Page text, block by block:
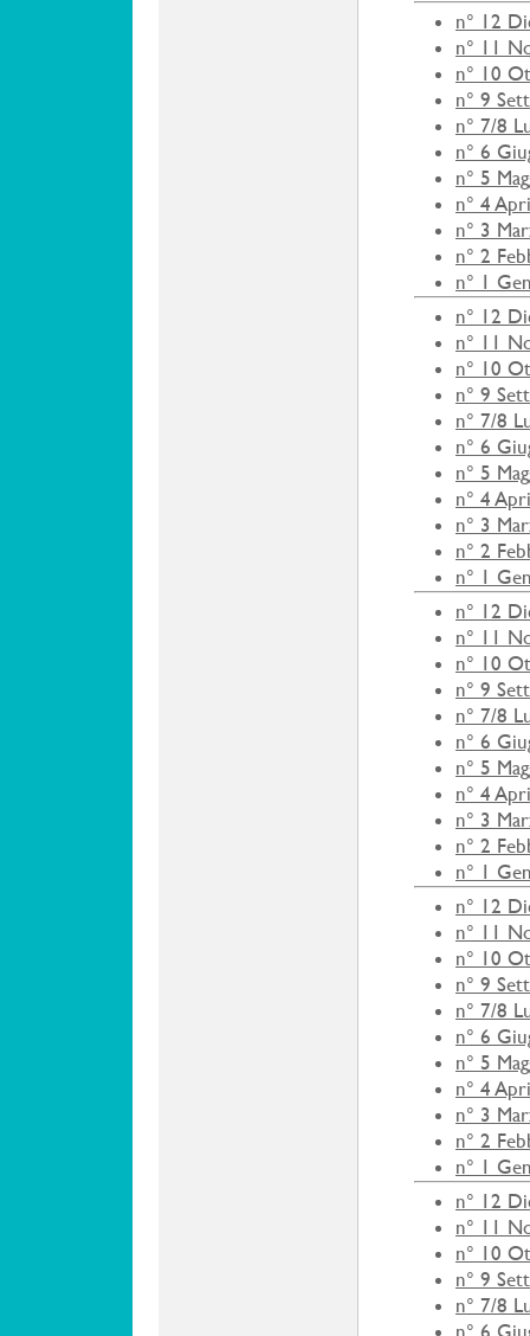
n° 12
n° 11
n° 10
n° 9
n° 7/8
n° 6
n° 5
n° 4
n° 3
n° 2
n° 1
n° 12
n° 11
n° 10
n° 9
n° 7/8
n° 6
n° 5
n° 4
n° 3
n° 2
n° 1
n° 12
n° 11
n° 10
n° 9
n° 7/8
n° 6
n° 5
n° 4
n° 3
n° 2
n° 1
n° 12
n° 11
n° 10
n° 9
n° 7/8
n° 6
n° 5
n° 4
n° 3
n° 2
n° 1
n° 12
n° 11
n° 10
n° 9
n° 7/8
n° 6